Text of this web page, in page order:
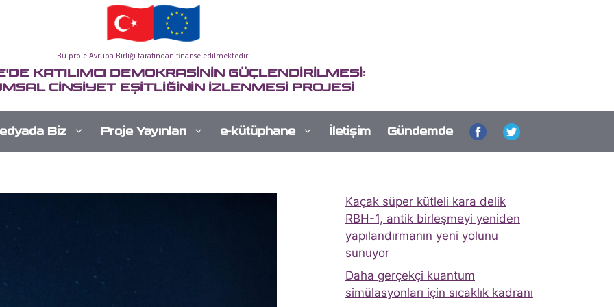
Bu proje Avrupa Birliği tarafından finanse edilmektedir.
KATILIMCI DEMOKRASİNİN GÜÇLENDİRİLMESİ:
CİNSİYET EŞİTLİĞİNİN İZLENMESİ PROJESİ
Biz Proje Yayınları e-kütüphane İletişim Gündemde
Kaçak süper kütleli kara delik
RBH-1, antik birleşmeyi yeniden
yapılandırmanın yeni yolunu
sunuyor
Daha gerçekçi kuantum
simülasyonları için sıcaklık kadranı